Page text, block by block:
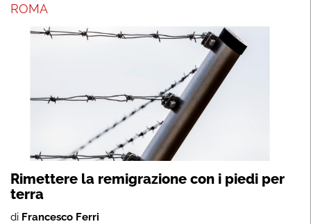
ROMA
Rimettere la remigrazione con i piedi per
terra
di Francesco Ferri